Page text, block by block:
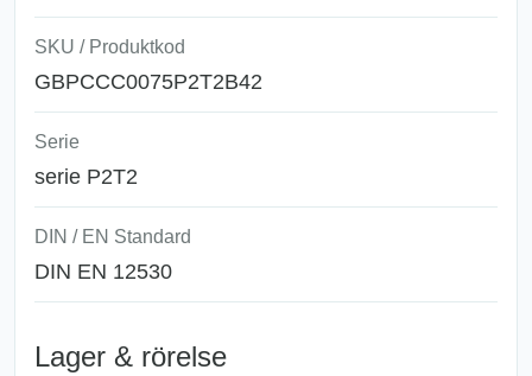
SKU / Produktkod
GBPCCC0075P2T2B42
Serie
serie P2T2
DIN / EN Standard
DIN EN 12530
Lager & rörelse